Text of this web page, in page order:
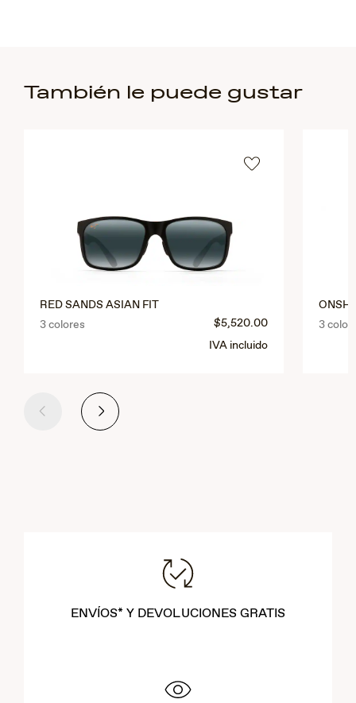
También le puede gustar
RED SANDS ASIAN FIT
3 colores
$5,520.00
IVA incluido
3
Anterior Siguiente
ENVÍOS* Y DEVOLUCIONES GRATIS